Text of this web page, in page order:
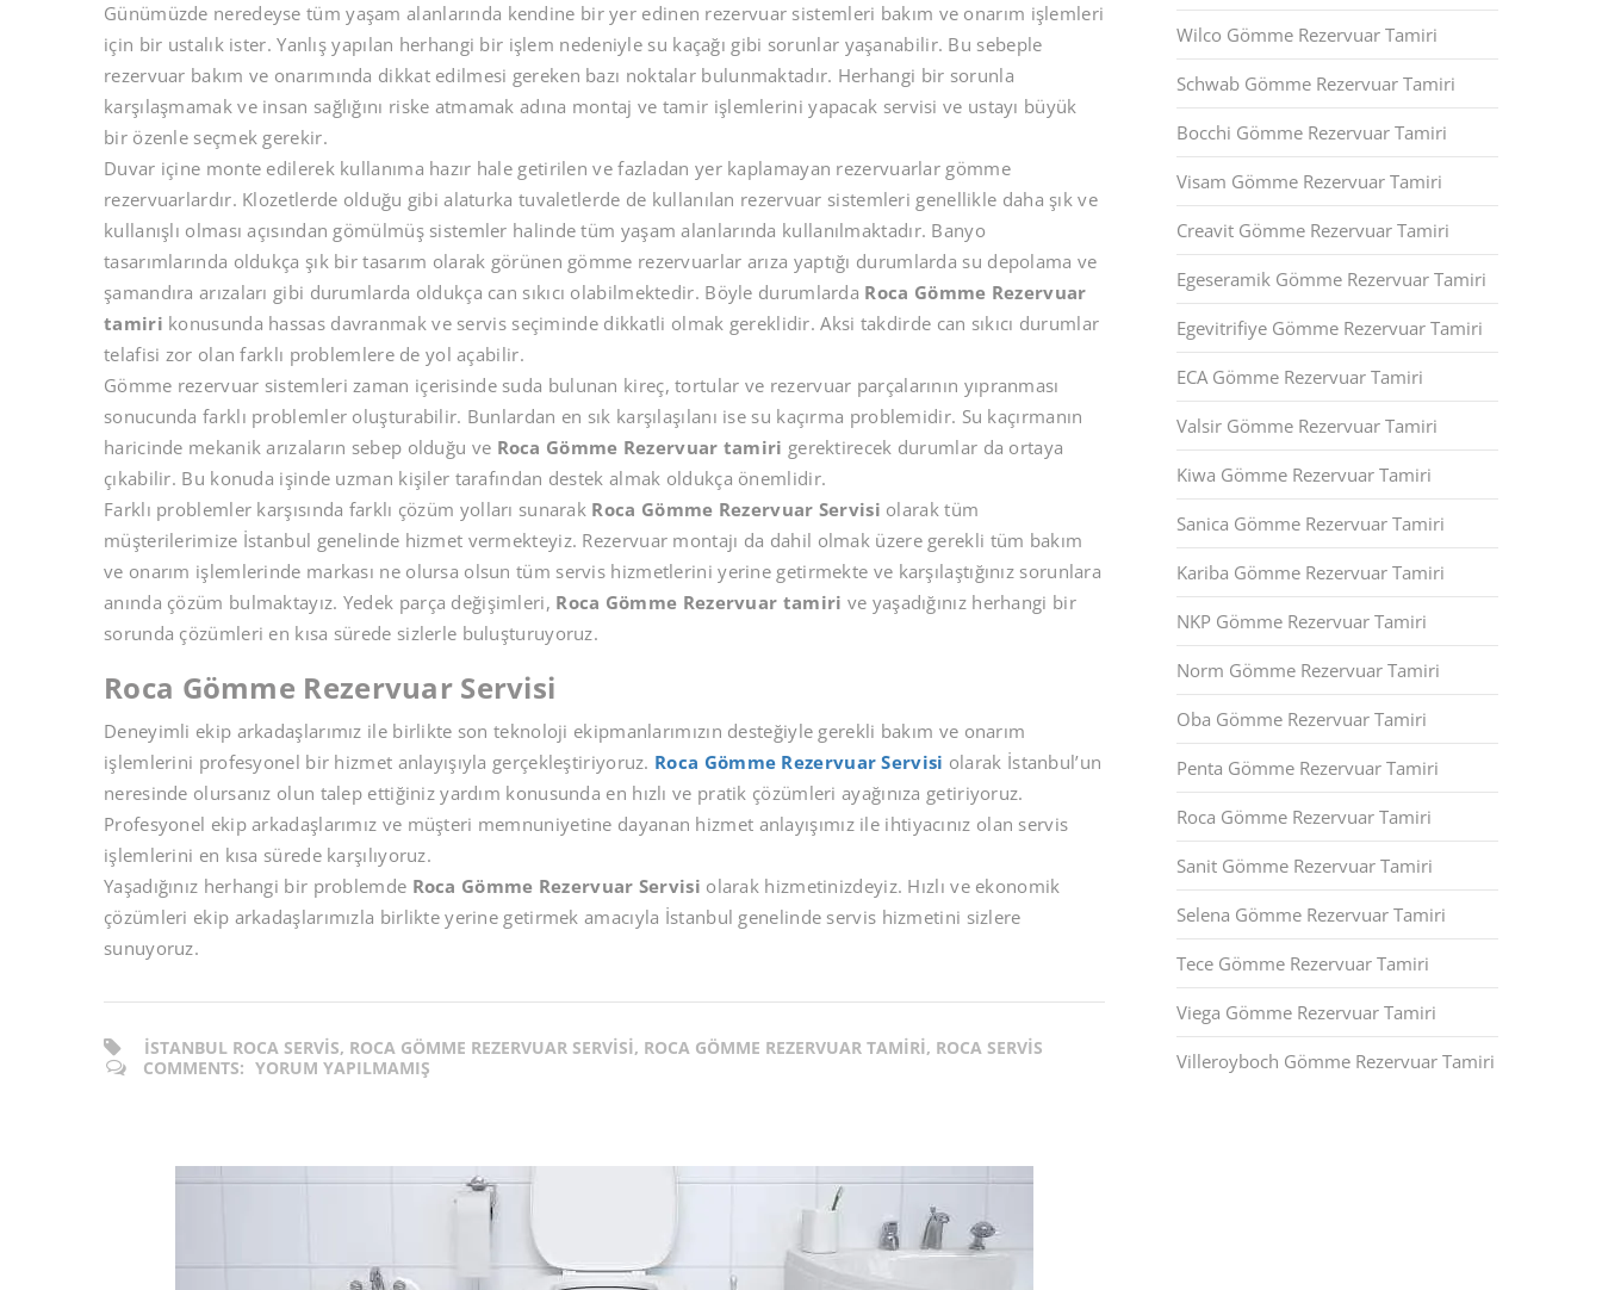
Günümüzde neredeyse tüm yaşam alanlarında kendine bir yer edinen rezervuar sistemleri bakım ve onarım işlemleri
için bir ustalık ister. Yanlış yapılan herhangi bir işlem nedeniyle su kaçağı gibi sorunlar yaşanabilir. Bu sebeple
rezervuar bakım ve onarımında dikkat edilmesi gereken bazı noktalar bulunmaktadır. Herhangi bir sorunla
karşılaşmamak ve insan sağlığını riske atmamak adına montaj ve tamir işlemlerini yapacak servisi ve ustayı büyük
bir özenle seçmek gerekir.
Duvar içine monte edilerek kullanıma hazır hale getirilen ve fazladan yer kaplamayan rezervuarlar gömme
rezervuarlardır. Klozetlerde olduğu gibi alaturka tuvaletlerde de kullanılan rezervuar sistemleri genellikle daha şık ve
kullanışlı olması açısından gömülmüş sistemler halinde tüm yaşam alanlarında kullanılmaktadır. Banyo
tasarımlarında oldukça şık bir tasarım olarak görünen gömme rezervuarlar arıza yaptığı durumlarda su depolama ve
şamandıra arızaları gibi durumlarda oldukça can sıkıcı olabilmektedir. Böyle durumlarda Roca Gömme Rezervuar
tamiri konusunda hassas davranmak ve servis seçiminde dikkatli olmak gereklidir. Aksi takdirde can sıkıcı durumlar
telafisi zor olan farklı problemlere de yol açabilir.
Gömme rezervuar sistemleri zaman içerisinde suda bulunan kireç, tortular ve rezervuar parçalarının yıpranması
sonucunda farklı problemler oluşturabilir. Bunlardan en sık karşılaşılanı ise su kaçırma problemidir. Su kaçırmanın
haricinde mekanik arızaların sebep olduğu ve Roca Gömme Rezervuar tamiri gerektirecek durumlar da ortaya
çıkabilir. Bu konuda işinde uzman kişiler tarafından destek almak oldukça önemlidir.
Farklı problemler karşısında farklı çözüm yolları sunarak Roca Gömme Rezervuar Servisi olarak tüm
müşterilerimize İstanbul genelinde hizmet vermekteyiz. Rezervuar montajı da dahil olmak üzere gerekli tüm bakım
ve onarım işlemlerinde markası ne olursa olsun tüm servis hizmetlerini yerine getirmekte ve karşılaştığınız sorunlara
anında çözüm bulmaktayız. Yedek parça değişimleri, Roca Gömme Rezervuar tamiri ve yaşadığınız herhangi bir
sorunda çözümleri en kısa sürede sizlerle buluşturuyoruz.
Roca Gömme Rezervuar Servisi
Deneyimli ekip arkadaşlarımız ile birlikte son teknoloji ekipmanlarımızın desteğiyle gerekli bakım ve onarım
işlemlerini profesyonel bir hizmet anlayışıyla gerçekleştiriyoruz. Roca Gömme Rezervuar Servisi olarak İstanbul’un
neresinde olursanız olun talep ettiğiniz yardım konusunda en hızlı ve pratik çözümleri ayağınıza getiriyoruz.
Profesyonel ekip arkadaşlarımız ve müşteri memnuniyetine dayanan hizmet anlayışımız ile ihtiyacınız olan servis
işlemlerini en kısa sürede karşılıyoruz.
Yaşadığınız herhangi bir problemde Roca Gömme Rezervuar Servisi olarak hizmetinizdeyiz. Hızlı ve ekonomik
çözümleri ekip arkadaşlarımızla birlikte yerine getirmek amacıyla İstanbul genelinde servis hizmetini sizlere
sunuyoruz.
ISTANBUL ROCA SERVIS, ROCA GÖMME REZERVUAR SERVISI, ROCA GÖMME REZERVUAR TAMIRI, ROCA SERVIS
COMMENTS: YORUM YAPILMAMIŞ
Wilco Gömme Rezervuar Tamiri
Schwab Gömme Rezervuar Tamiri
Bocchi Gömme Rezervuar Tamiri
Visam Gömme Rezervuar Tamiri
Creavit Gömme Rezervuar Tamiri
Egeseramik Gömme Rezervuar Tamiri
Egevitrifiye Gömme Rezervuar Tamiri
ECA Gömme Rezervuar Tamiri
Valsir Gömme Rezervuar Tamiri
Kiwa Gömme Rezervuar Tamiri
Sanica Gömme Rezervuar Tamiri
Kariba Gömme Rezervuar Tamiri
NKP Gömme Rezervuar Tamiri
Norm Gömme Rezervuar Tamiri
Oba Gömme Rezervuar Tamiri
Penta Gömme Rezervuar Tamiri
Roca Gömme Rezervuar Tamiri
Sanit Gömme Rezervuar Tamiri
Selena Gömme Rezervuar Tamiri
Tece Gömme Rezervuar Tamiri
Viega Gömme Rezervuar Tamiri
Villeroyboch Gömme Rezervuar Tamiri